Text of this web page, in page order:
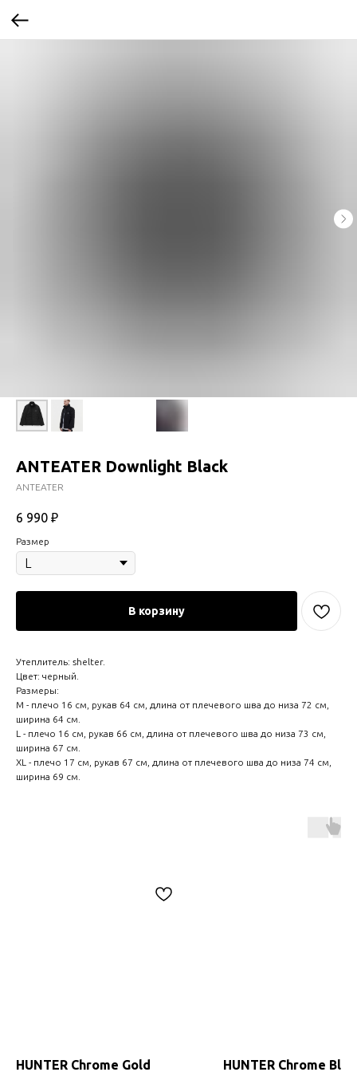
ANTEATER Downlight Black
ANTEATER
6 990 ₽
Размер
В корзину
Утеплитель: shelter.
Цвет: черный.
Размеры:
M - плечо 16 см, рукав 64 см, длина от плечевого шва до низа 72 см,
ширина 64 см.
L - плечо 16 см, рукав 66 см, длина от плечевого шва до низа 73 см,
ширина 67 см.
XL - плечо 17 см, рукав 67 см, длина от плечевого шва до низа 74 см,
ширина 69 см.
HUNTER Chrome Gold HUNTER Chrome